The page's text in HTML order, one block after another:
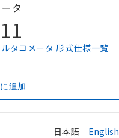
タ
タコメータ 形式仕様一覧
追加
日本語 English